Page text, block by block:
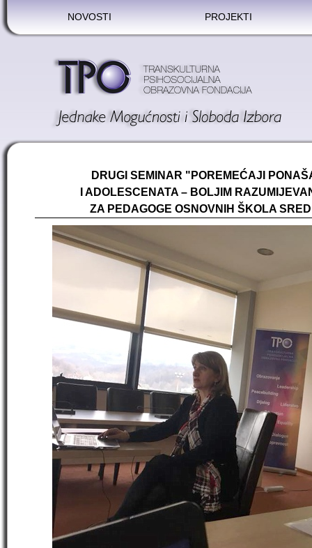
NOVOSTI PROJEKTI
DRUGI SEMINAR "POREMEĆAJI
I ADOLESCENATA – BOLJIM
ZA PEDAGOGE OSNOVNIH ŠKOLA